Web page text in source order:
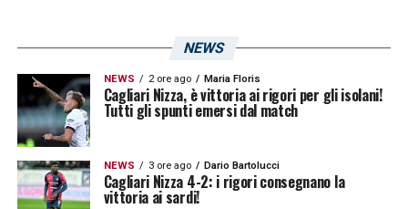
NEWS
NEWS 2 ore ago Maria Floris
Cagliari Nizza, è vittoria ai rigori per gli isolani!
Tutti gli spunti emersi dal match
NEWS 3 ore ago Dario Bartolucci
Cagliari Nizza 4-2: i rigori consegnano la
vittoria ai sardi!